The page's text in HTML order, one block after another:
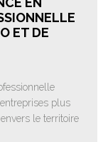
ET DE
plus
le territoire